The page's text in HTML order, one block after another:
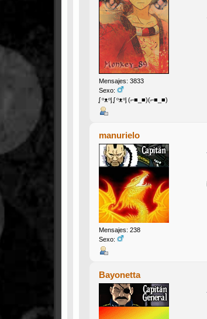
Mensajes: 3833
Sexo:
ᶘ ᵒᴥᵒᶅ ᶘ ᵒᴥᵒᶅ (⌐■_■)(⌐■_■)
manurielo
Mensajes: 238
Sexo:
Bayonetta